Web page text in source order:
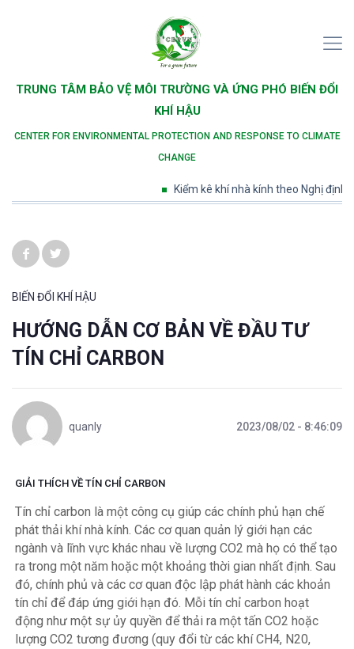
TRUNG TÂM BẢO VỆ MÔI TRƯỜNG VÀ ỨNG PHÓ BIẾN ĐỔI
KHÍ HẬU
CENTER FOR ENVIRONMENTAL PROTECTION AND RESPONSE TO CLIMATE
CHANGE
Kiểm kê khí nhà kính theo Nghị định số
BIẾN ĐỔI KHÍ HẬU
HƯỚNG DẪN CƠ BẢN VỀ ĐẦU TƯ
TÍN CHỈ CARBON
quanly 2023/08/02 - 8:46:09
GIẢI THÍCH VỀ TÍN CHỈ CARBON
Tín chỉ carbon là một công cụ giúp các chính phủ hạn chế
phát thải khí nhà kính. Các cơ quan quản lý giới hạn các
ngành và lĩnh vực khác nhau về lượng CO2 mà họ có thể tạo
ra trong một năm hoặc một khoảng thời gian nhất định. Sau
đó, chính phủ và các cơ quan độc lập phát hành các khoản
tín chỉ để đáp ứng giới hạn đó. Mỗi tín chỉ carbon hoạt
động như một sự ủy quyền để thải ra một tấn CO2 hoặc
lượng CO2 tương đương (quy đổi từ các khí CH4, N20,